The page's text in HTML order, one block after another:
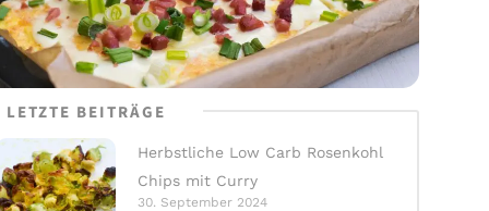
LETZTE BEITRÄGE
Herbstliche Low Carb Rosenkohl
Chips mit Curry
30. September 2024